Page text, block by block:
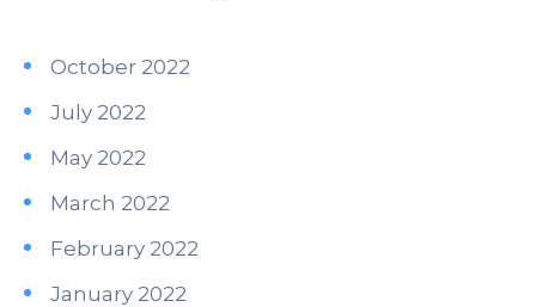
October 2022
July 2022
May 2022
March 2022
February 2022
January 2022